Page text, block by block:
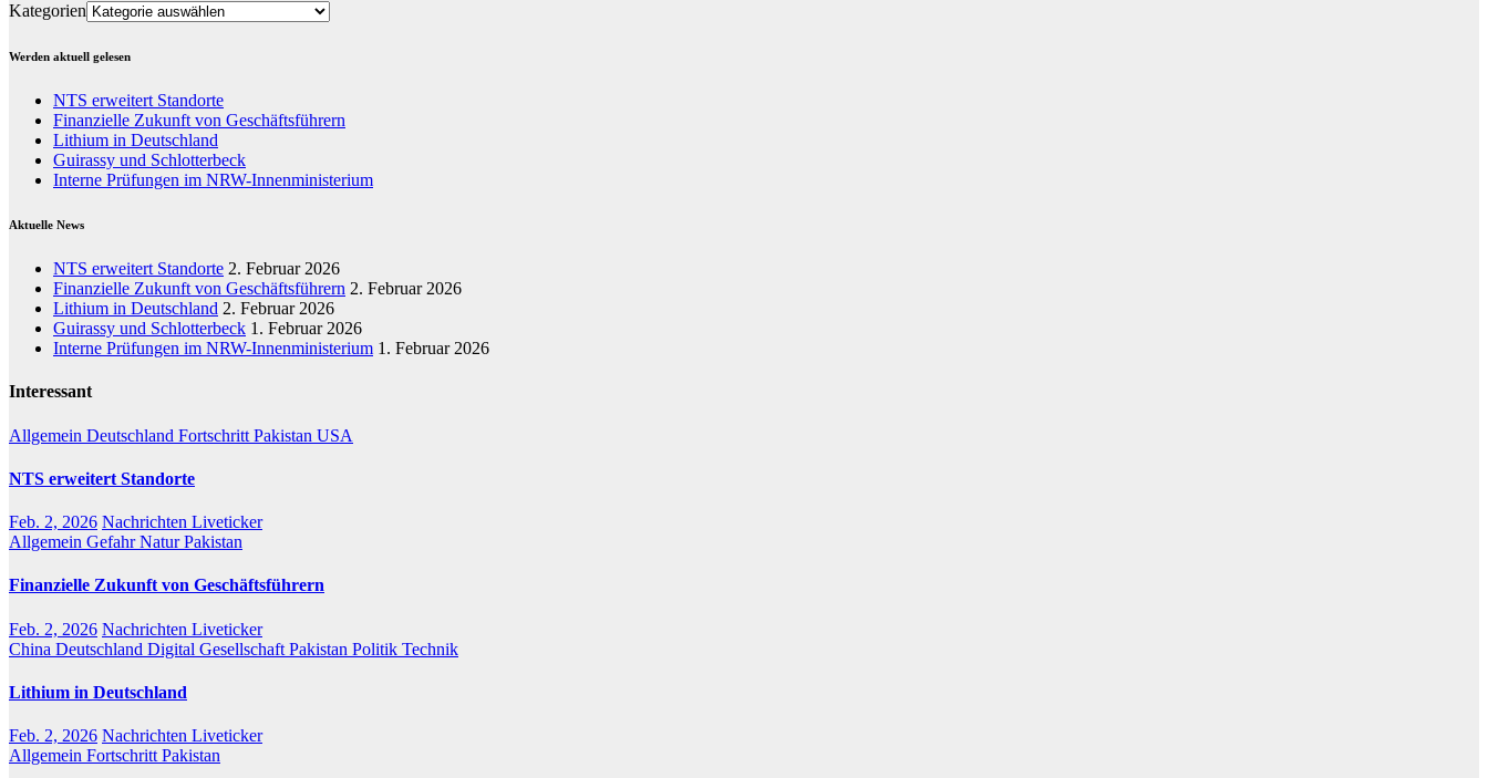
Kategorien
Werden aktuell gelesen
NTS erweitert Standorte
Finanzielle Zukunft von Geschäftsführern
Lithium in Deutschland
Guirassy und Schlotterbeck
Interne Prüfungen im NRW-Innenministerium
Aktuelle News
NTS erweitert Standorte 2. Februar 2026
Finanzielle Zukunft von Geschäftsführern 2. Februar 2026
Lithium in Deutschland 2. Februar 2026
Guirassy und Schlotterbeck 1. Februar 2026
Interne Prüfungen im NRW-Innenministerium 1. Februar 2026
Interessant
Allgemein Deutschland Fortschritt Pakistan USA
NTS erweitert Standorte
Feb. 2, 2026 Nachrichten Liveticker
Allgemein GefahrNaturPakistan
Finanzielle Zukunft von Geschäftsführern
Feb. 2, 2026 Nachrichten Liveticker
China Deutschland Digital Gesellschaft Pakistan Politik Technik
Lithium in Deutschland
Feb. 2, 2026 Nachrichten Liveticker
Allgemein Fortschritt Pakistan